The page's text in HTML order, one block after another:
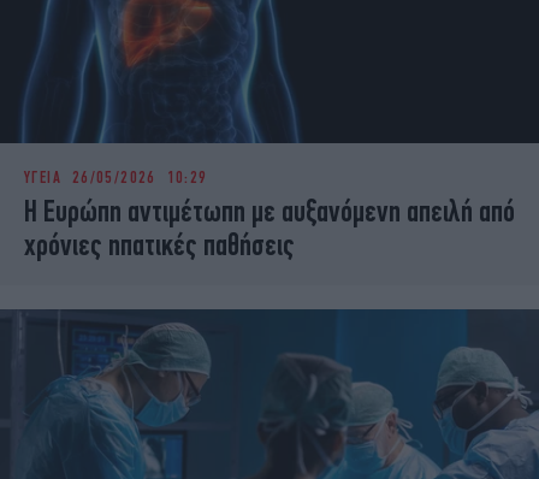
ΥΓΕΙΑ 26/05/2026 10:29
Η Ευρώπη αντιμέτωπη με αυξανόμενη απειλή από
χρόνιες ηπατικές παθήσεις